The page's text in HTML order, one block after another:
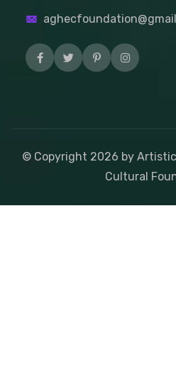
© Copyright 2026 by
Cultural